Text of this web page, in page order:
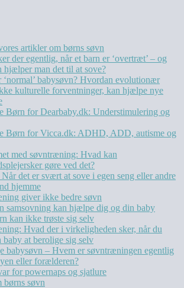
artikler om børns søvn
der egentlig, når et barn er ‘overtræt’ – og
hjælper man det til at sove?
‘normal’ babysøvn? Hvordan evolutionær
kulturelle forventninger, kan hjælpe nye
Børn for Dearbaby.dk: Understimulering og
Børn for Vicca.dk: ADHD, ADD, autisme og
med søvntræning: Hvad kan
gøre ved det?
det er svært at sove i egen seng eller andre
hjemme
giver ikke bedre søvn
samsovning kan hjælpe dig og din baby
kan ikke trøste sig selv
Hvad der i virkeligheden sker, når du
baby at berolige sig selv
babysøvn – Hvem er søvntræningen egentlig
eller forælderen?
for powernaps og sjatlure
børns søvn